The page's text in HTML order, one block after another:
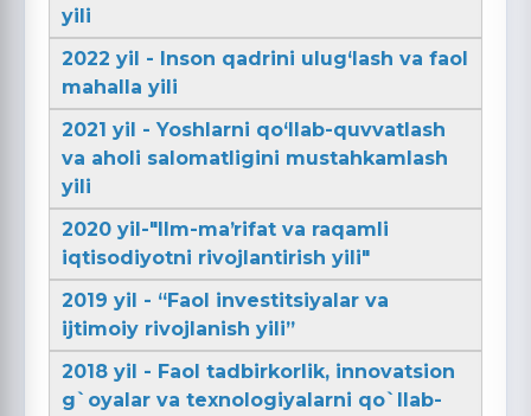
yili
2022 yil - Inson qadrini ulug‘lash va faol
mahalla yili
2021 yil - Yoshlarni qo‘llab-quvvatlash
va aholi salomatligini mustahkamlash
yili
2020 yil-"Ilm-maʼrifat va raqamli
iqtisodiyotni rivojlantirish yili"
2019 yil - “Faol investitsiyalar va
ijtimoiy rivojlanish yili”
2018 yil - Faol tadbirkorlik, innovatsion
g`oyalar va texnologiyalarni qo`llab-